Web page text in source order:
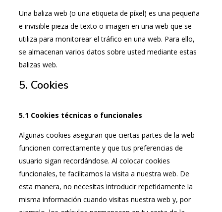
Una baliza web (o una etiqueta de píxel) es una pequeña
e invisible pieza de texto o imagen en una web que se
utiliza para monitorear el tráfico en una web. Para ello,
se almacenan varios datos sobre usted mediante estas
balizas web.
5. Cookies
5.1 Cookies técnicas o funcionales
Algunas cookies aseguran que ciertas partes de la web
funcionen correctamente y que tus preferencias de
usuario sigan recordándose. Al colocar cookies
funcionales, te facilitamos la visita a nuestra web. De
esta manera, no necesitas introducir repetidamente la
misma información cuando visitas nuestra web y, por